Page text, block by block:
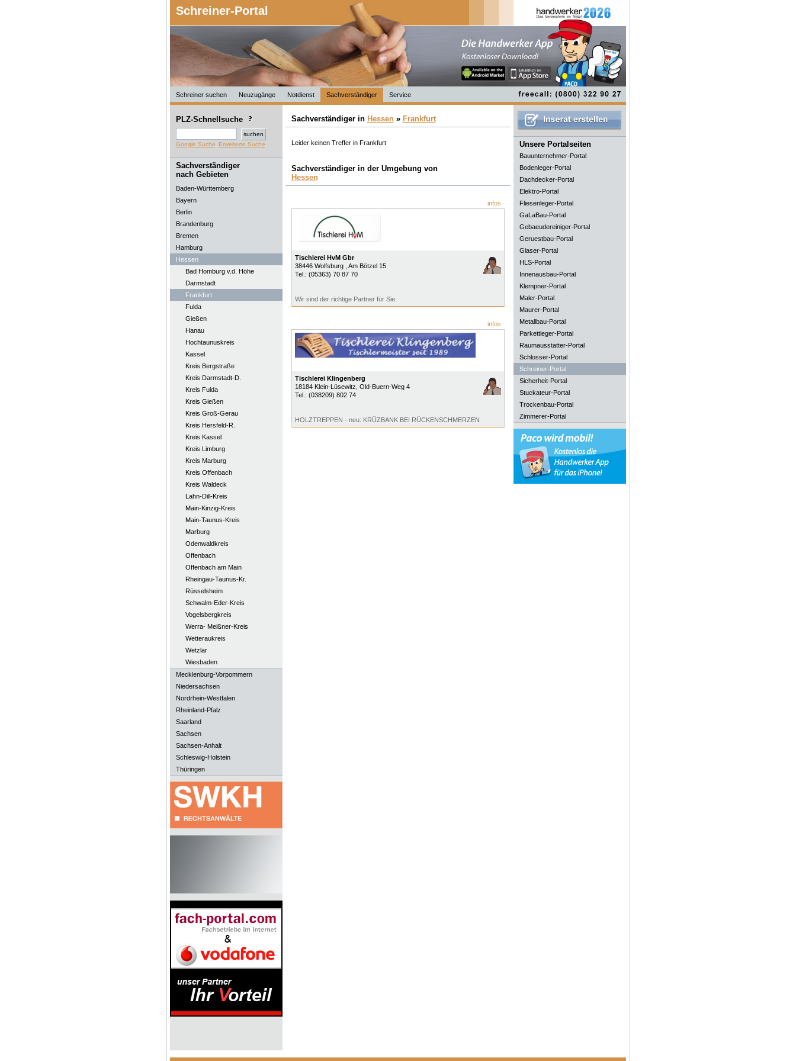
Schreiner-Portal
Schreiner suchen Neuzugänge Notdienst Sachverständiger Service
PLZ-Schnellsuche
Google Suche Erweiterte Suche
Sachverständiger
nach Gebieten
Baden-Württemberg
Bayern
Berlin
Brandenburg
Bremen
Hamburg
Hessen
Bad Homburg v.d. Höhe
Darmstadt
Frankfurt
Fulda
Gießen
Hanau
Hochtaunuskreis
Kassel
Kreis Bergstraße
Kreis Darmstadt-D.
Kreis Fulda
Kreis Gießen
Kreis Groß-Gerau
Kreis Hersfeld-R.
Kreis Kassel
Kreis Limburg
Kreis Marburg
Kreis Offenbach
Kreis Waldeck
Lahn-Dill-Kreis
Main-Kinzig-Kreis
Main-Taunus-Kreis
Marburg
Odenwaldkreis
Offenbach
Offenbach am Main
Rheingau-Taunus-Kr.
Rüsselsheim
Schwalm-Eder-Kreis
Vogelsbergkreis
Werra- Meißner-Kreis
Wetteraukreis
Wetzlar
Wiesbaden
Mecklenburg-Vorpommern
Niedersachsen
Nordrhein-Westfalen
Rheinland-Pfalz
Saarland
Sachsen
Sachsen-Anhalt
Schleswig-Holstein
Thüringen
Sachverständiger in Hessen» Frankfurt
Leider keinen Treffer in Frankfurt
Sachverständiger in der Umgebung von
Hessen
infos
Tischlerei HvM Gbr
38446 Wolfsburg
, Am Bötzel 15
Tel.: (05363) 70 87 70
Wir sind der richtige Partner für Sie.
infos
Tischlerei Klingenberg
18184 Klein-Lüsewitz , Old-Buern-Weg 4
Tel.: (038209) 802 74
HOLZTREPPEN - neu: KRÜZBANK BEI RÜCKENSCHMERZEN
Unsere Portalseiten
Bauunternehmer-Portal
Bodenleger-Portal
Dachdecker-Portal
Elektro-Portal
Fliesenleger-Portal
GaLaBau-Portal
Gebaeudereiniger-Portal
Geruestbau-Portal
Glaser-Portal
HLS-Portal
Innenausbau-Portal
Klempner-Portal
Maler-Portal
Maurer-Portal
Metallbau-Portal
Parkettleger-Portal
Raumausstatter-Portal
Schlosser-Portal
Schreiner-Portal
Sicherheit-Portal
Stuckateur-Portal
Trockenbau-Portal
Zimmerer-Portal